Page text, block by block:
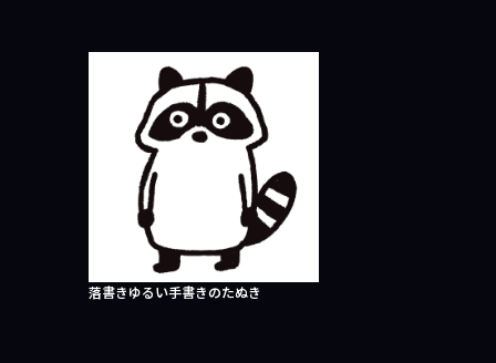
落書きゆるい手書きのたぬき